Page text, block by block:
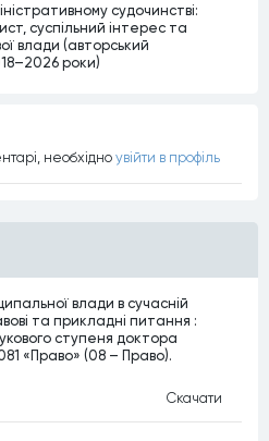
влади в сучасній
та прикладні питання :
ступеня доктора
«Право» (08 – Право).
Скачати
судочинстві:
суспільний інтерес та
влади (авторський
роки)
необхiдно увiйти в профiль